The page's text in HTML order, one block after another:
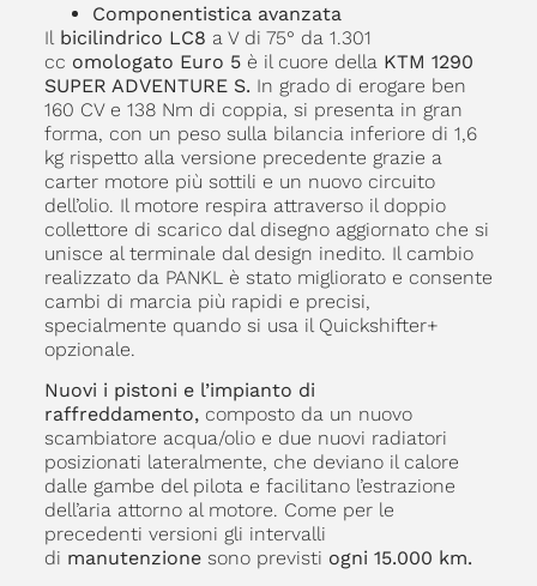
Componentistica avanzata
Il bicilindrico LC8 a V di 75° da 1.301
cc omologato Euro 5è il cuore della KTM 1290
SUPER ADVENTURE S. In grado di erogare ben
160 CV e 138 Nm di coppia, si presenta in gran
forma, con un peso sulla bilancia inferiore di 1,6
kg rispetto alla versione precedente grazie a
carter motore più sottili e un nuovo circuito
dell’olio. Il motore respira attraverso il doppio
collettore di scarico dal disegno aggiornato che si
unisce al terminale dal design inedito. Il cambio
realizzato da PANKL è stato migliorato e consente
cambi di marcia più rapidi e precisi,
specialmente quando si usa il Quickshifter+
opzionale.
Nuovi i pistoni e l’impianto di
raffreddamento, composto da un nuovo
scambiatore acqua/olio e due nuovi radiatori
posizionati lateralmente, che deviano il calore
dalle gambe del pilota e facilitano l’estrazione
dell’aria attorno al motore. Come per le
precedenti versioni gli intervalli
di manutenzionesono previsti ogni 15.000 km.